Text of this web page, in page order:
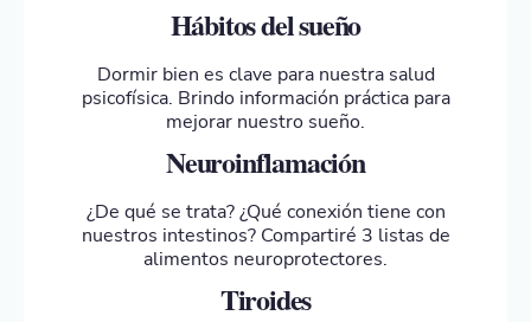
Hábitos del sueño
Dormir bien es clave para nuestra salud
psicofísica. Brindo información práctica para
mejorar nuestro sueño.
Neuroinflamación
¿De qué se trata? ¿Qué conexión tiene con
nuestros intestinos? Compartiré 3 listas de
alimentos neuroprotectores.
Tiroides